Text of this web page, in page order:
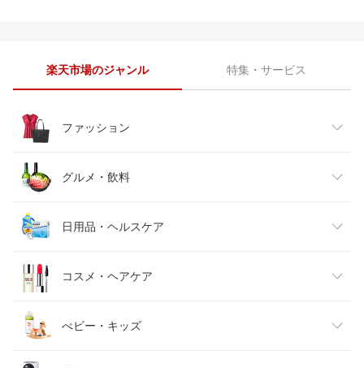
楽天市場のジャンル 特集・サービス
ファッション
レディースファッション
メンズファッション
キッズファッション
ベビーファッション
グルメ・飲料
食品
スイーツ・お菓子
水・ソフトドリンク
日用品・ヘルスケア
日用品雑貨・文房具・手芸
ダイエット・健康
コスメ・ヘアケア
美容・コスメ・香水
べビー・キッズ